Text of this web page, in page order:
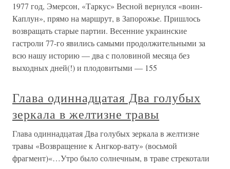
1977 год, Эмерсон, «Таркус» Весной вернулся «воин-
Каплун», прямо на маршрут, в Запорожье. Пришлось
возвращать старые партии. Весенние украинские
гастроли 77-го явились самыми продолжительными за
всю нашу историю — два с половиной месяца без
выходных дней(!) и плодовитыми — 155
Глава одиннадцатая Два голубых
зеркала в желтизне травы
Глава одиннадцатая Два голубых зеркала в желтизне
травы «Возвращение к Ангкор-вату» (восьмой
фрагмент)«…Утро было солнечным, в траве стрекотали